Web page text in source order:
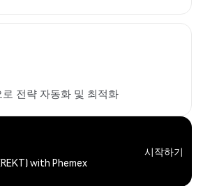
전략 자동화 및 최적화
with Phemex
시작하기